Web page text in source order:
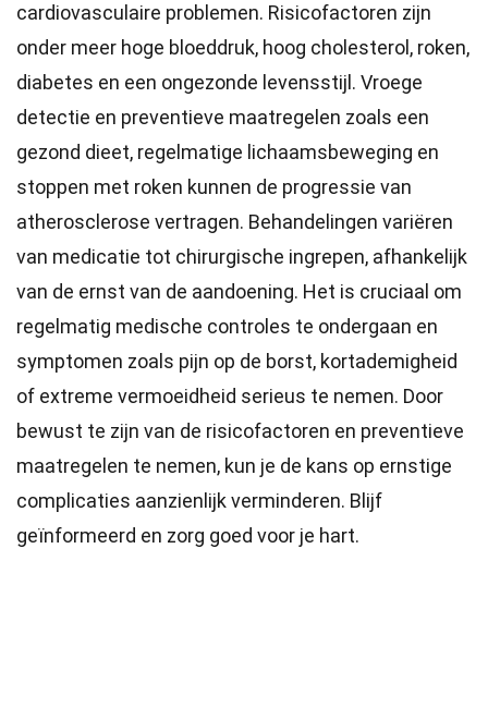
cardiovasculaire problemen. Risicofactoren zijn
onder meer hoge bloeddruk, hoog cholesterol, roken,
diabetes en een ongezonde levensstijl. Vroege
detectie en preventieve maatregelen zoals een
gezond dieet, regelmatige lichaamsbeweging en
stoppen met roken kunnen de progressie van
atherosclerose vertragen. Behandelingen variëren
van medicatie tot chirurgische ingrepen, afhankelijk
van de ernst van de aandoening. Het is cruciaal om
regelmatig medische controles te ondergaan en
symptomen zoals pijn op de borst, kortademigheid
of extreme vermoeidheid serieus te nemen. Door
bewust te zijn van de risicofactoren en preventieve
maatregelen te nemen, kun je de kans op ernstige
complicaties aanzienlijk verminderen. Blijf
geïnformeerd en zorg goed voor je hart.